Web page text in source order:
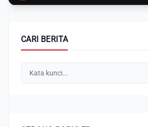
CARI BERITA